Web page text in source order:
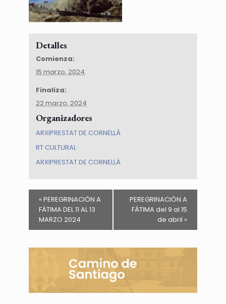
Detalles
Comienza:
15 marzo, 2024
Finaliza:
22 marzo, 2024
Organizadores
ARXIPRESTAT DE CORNELLÀ
RT CULTURAL
ARXIPRESTAT DE CORNELLÀ
« PEREGRINACIÓN A
FÁTIMA DEL 11 AL 13
MARZO 2024
PEREGRINACIÓN A
FÁTIMA del 9 al 15
de abril »